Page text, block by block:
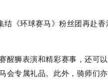
结 《环球赛马》粉丝团再赴香
醒狮表演和精彩赛事，还可
会专属礼品。此外，骑师们